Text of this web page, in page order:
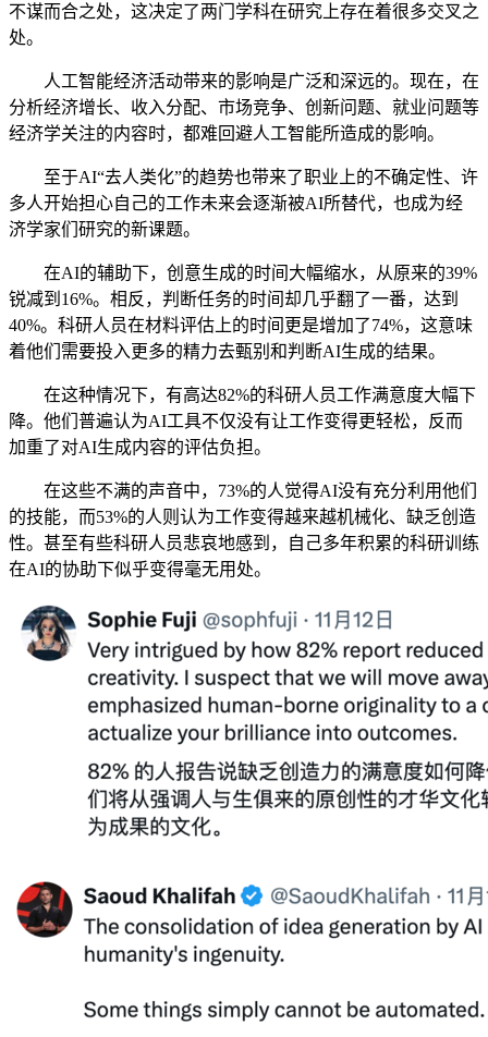
不谋而合之处，这决定了两门学科在研究上存在着很多交叉之
处。
人工智能经济活动带来的影响是广泛和深远的。现在，在
分析经济增长、收入分配、市场竞争、创新问题、就业问题等
经济学关注的内容时，都难回避人工智能所造成的影响。
至于AI“去人类化”的趋势也带来了职业上的不确定性、许
多人开始担心自己的工作未来会逐渐被AI所替代，也成为经
济学家们研究的新课题。
在AI的辅助下，创意生成的时间大幅缩水，从原来的39%
锐减到16%。相反，判断任务的时间却几乎翻了一番，达到
40%。科研人员在材料评估上的时间更是增加了74%，这意味
着他们需要投入更多的精力去甄别和判断AI生成的结果。
在这种情况下，有高达82%的科研人员工作满意度大幅下
降。他们普遍认为AI工具不仅没有让工作变得更轻松，反而
加重了对AI生成内容的评估负担。
在这些不满的声音中，73%的人觉得AI没有充分利用他们
的技能，而53%的人则认为工作变得越来越机械化、缺乏创造
性。甚至有些科研人员悲哀地感到，自己多年积累的科研训练
在AI的协助下似乎变得毫无用处。